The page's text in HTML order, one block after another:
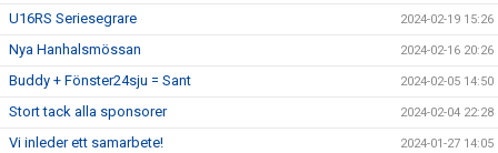
U16RS Seriesegrare 2024-02-19 15:26
Nya Hanhalsmössan 2024-02-16 20:26
Buddy + Fönster24sju = Sant 2024-02-05 14:50
Stort tack alla sponsorer 2024-02-04 22:28
Vi inleder ett samarbete! 2024-01-27 14:05